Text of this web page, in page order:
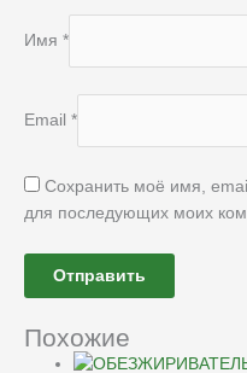
Имя *
Email *
Сохранить моё имя,
для последующих моих
Похожие